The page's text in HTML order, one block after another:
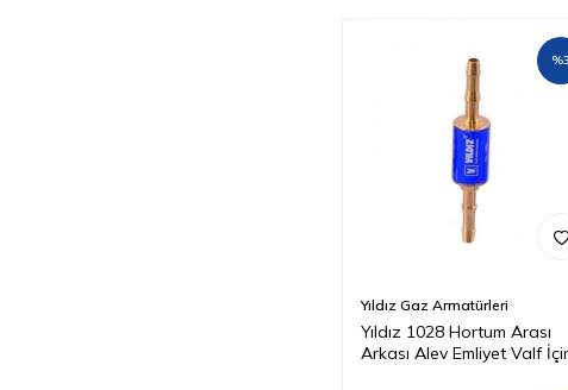
%3
Yıldız Gaz Armatürleri
Yıldız 1028 Hortum Arası
Arkası Alev Emliyet Valf